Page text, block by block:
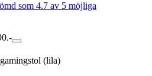
som 4.7 av 5 möjliga
(lila)